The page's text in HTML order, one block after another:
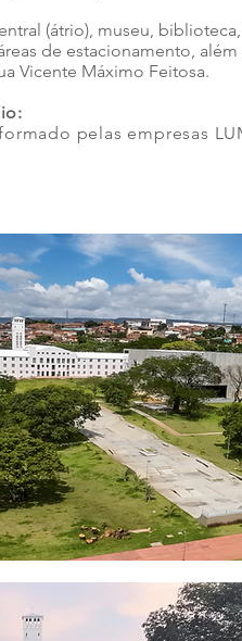
(átrio), museu,
de estacionamento,
Vicente Máximo Feitosa.
formado pelas empresas